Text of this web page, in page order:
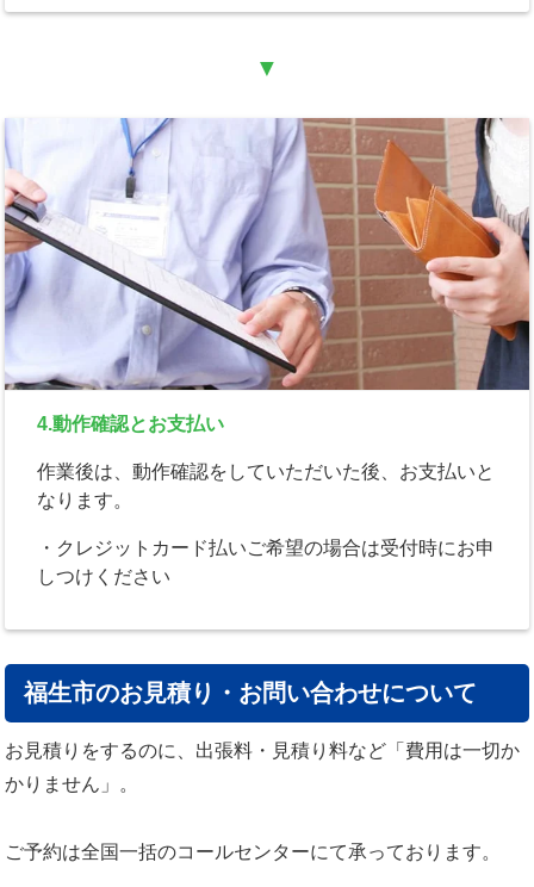
▼
4.動作確認とお支払い
作業後は、動作確認をしていただいた後、お支払いと
なります。
・クレジットカード払いご希望の場合は受付時にお申
しつけください
福生市のお見積り・お問い合わせについて
お見積りをするのに、出張料・見積り料など「費用は一切か
かりません」。
ご予約は全国一括のコールセンターにて承っております。